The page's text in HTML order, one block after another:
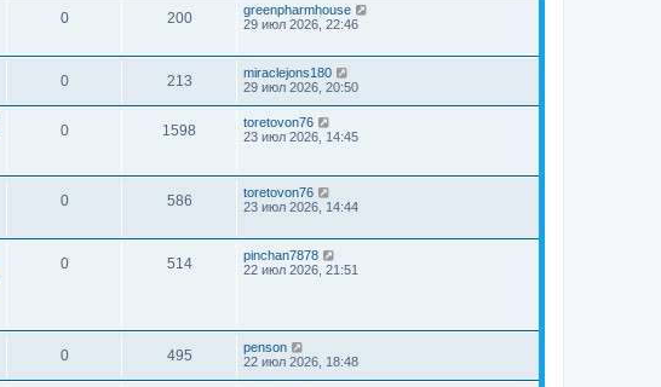
0 200
greenpharmhouse
29 июл 2026, 22:46
0 213
miraclejons180
29 июл 2026, 20:50
0 1598
toretovon76
23 июл 2026, 14:45
0 586
toretovon76
23 июл 2026, 14:44
0 514
pinchan7878
22 июл 2026, 21:51
0 495
penson
22 июл 2026, 18:48